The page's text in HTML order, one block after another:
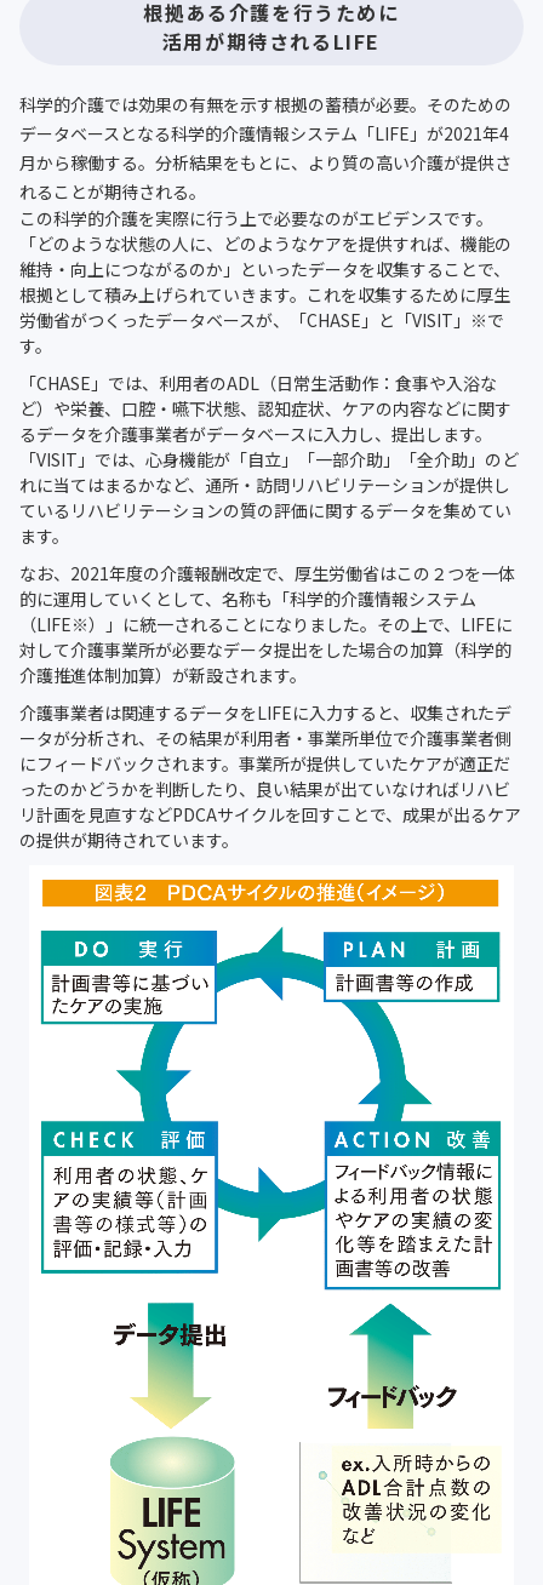
根拠ある介護を行うために
活用が期待されるLIFE
科学的介護では効果の有無を示す根拠の蓄積が必要。そのための
データベースとなる科学的介護情報システム「LIFE」が2021年4
月から稼働する。分析結果をもとに、より質の高い介護が提供さ
れることが期待される。
この科学的介護を実際に行う上で必要なのがエビデンスです。
「どのような状態の人に、どのようなケアを提供すれば、機能の
維持・向上につながるのか」といったデータを収集することで、
根拠として積み上げられていきます。これを収集するために厚生
労働省がつくったデータベースが、「CHASE」と「VISIT」※で
す。
「CHASE」では、利用者のADL（日常生活動作：食事や入浴な
ど）や栄養、口腔・嚥下状態、認知症状、ケアの内容などに関す
るデータを介護事業者がデータベースに入力し、提出します。
「VISIT」では、心身機能が「自立」「一部介助」「全介助」のど
れに当てはまるかなど、通所・訪問リハビリテーションが提供し
ているリハビリテーションの質の評価に関するデータを集めてい
ます。
なお、2021年度の介護報酬改定で、厚生労働省はこの２つを一体
的に運用していくとして、名称も「科学的介護情報システム
（LIFE※）」に統一されることになりました。その上で、LIFEに
対して介護事業所が必要なデータ提出をした場合の加算（科学的
介護推進体制加算）が新設されます。
介護事業者は関連するデータをLIFEに入力すると、収集されたデ
ータが分析され、その結果が利用者・事業所単位で介護事業者側
にフィードバックされます。事業所が提供していたケアが適正だ
ったのかどうかを判断したり、良い結果が出ていなければリハビ
リ計画を見直すなどPDCAサイクルを回すことで、成果が出るケア
の提供が期待されています。